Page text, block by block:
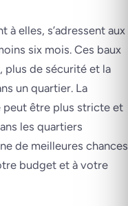
à elles, s’adressent aux
six mois. Ces baux
plus de sécurité et la
un quartier. La
peut être plus stricte et
les quartiers
de meilleures chances
budget et à votre